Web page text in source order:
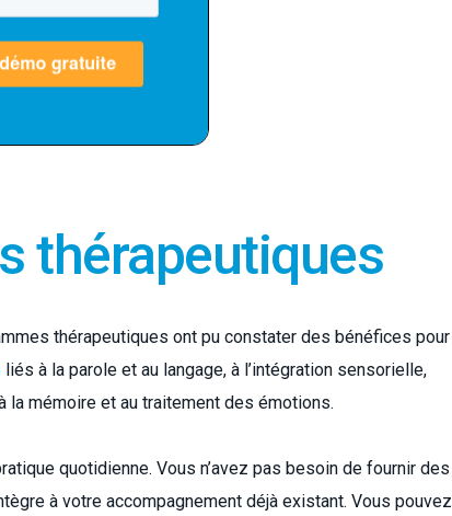
thérapeutiques
thérapeutiques ont pu constater des bénéfices pour
liés à la parole et au langage, à l’intégration sensorielle,
la mémoire et au traitement des émotions.
quotidienne. Vous n’avez pas besoin de fournir des
à votre accompagnement déjà existant. Vous pouvez